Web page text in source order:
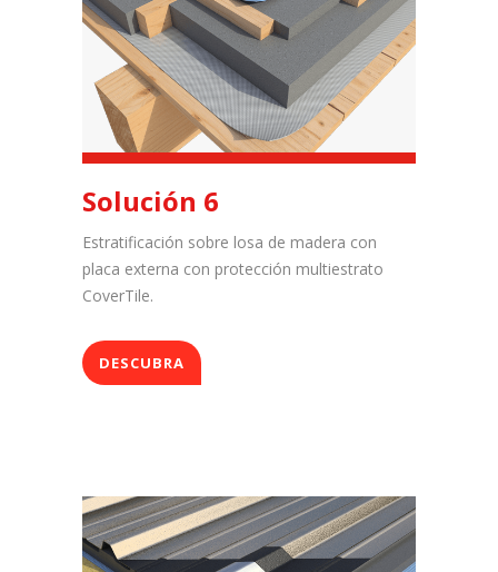
Solución 6
Estratificación sobre losa de madera con
placa externa con protección multiestrato
CoverTile.
DESCUBRA